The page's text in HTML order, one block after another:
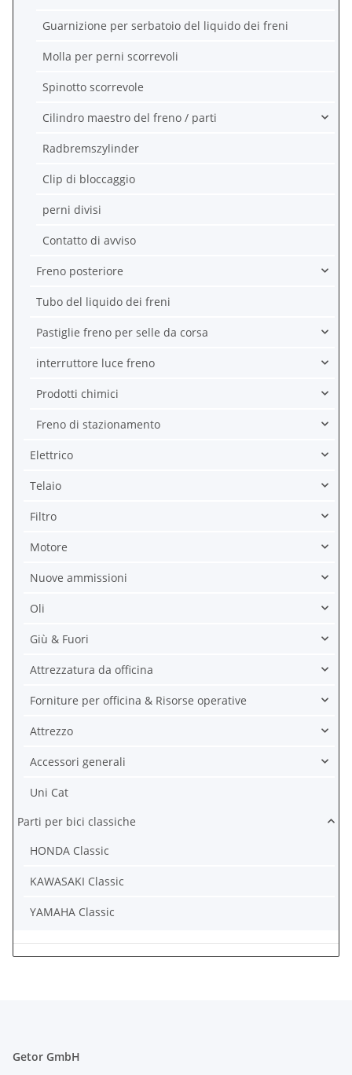
Guarnizione per serbatoio del liquido dei freni
Molla per perni scorrevoli
Spinotto scorrevole
Cilindro maestro del freno / parti
Radbremszylinder
Clip di bloccaggio
perni divisi
Contatto di avviso
Freno posteriore
Tubo del liquido dei freni
Pastiglie freno per selle da corsa
interruttore luce freno
Prodotti chimici
Freno di stazionamento
Elettrico
Telaio
Filtro
Motore
Nuove ammissioni
Oli
Giù & Fuori
Attrezzatura da officina
Forniture per officina & Risorse operative
Attrezzo
Accessori generali
Uni Cat
Parti per bici classiche
HONDA Classic
KAWASAKI Classic
YAMAHA Classic
Getor GmbH